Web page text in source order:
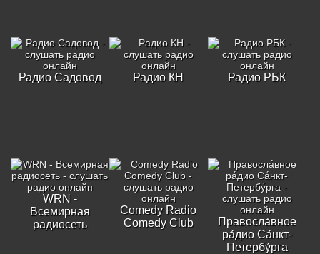
Радио Садовод Радио КН Радио РБК
WRN -
Всемирная
радиосеть
Comedy Radio
Comedy Club
Правосла́вное
ра́дио Са́нкт-
Петербу́рга